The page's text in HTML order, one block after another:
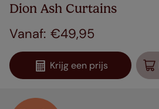
Dion Ash Curtains
€49,95
Krijg een prijs